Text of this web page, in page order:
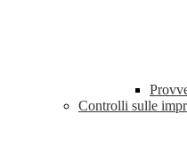
Controlli sulle